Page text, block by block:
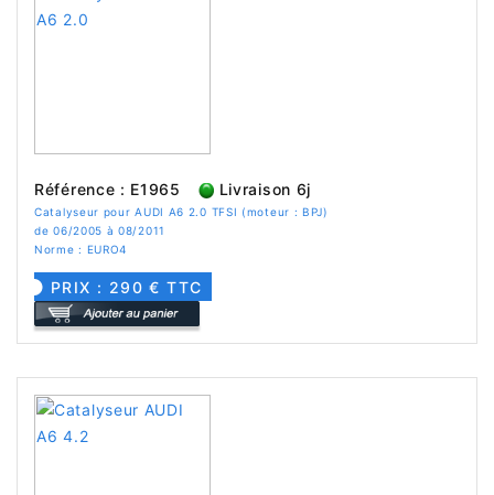
Référence : E1965 Livraison 6j
Catalyseur pour AUDI A6 2.0 TFSI (moteur : BPJ)
de 06/2005 à 08/2011
Norme : EURO4
PRIX : 290 € TTC